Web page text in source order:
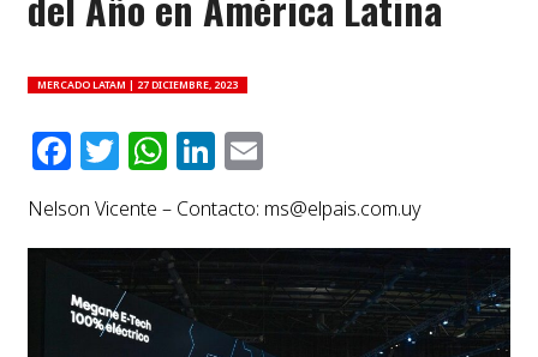
MERCADO LATAM | 27 DICIEMBRE, 2023
Facebook
Twitter
WhatsApp
LinkedIn
Email
Nelson Vicente – Contacto: ms@elpais.com.uy